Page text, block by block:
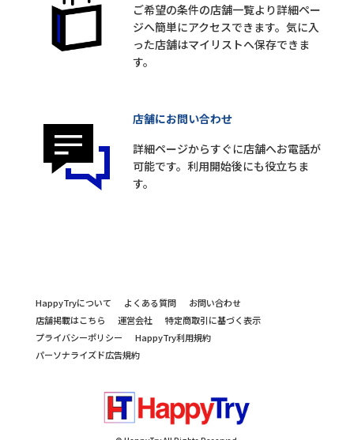
ご希望の条件の店舗一覧より詳細ペー
ジへ簡単にアクセスできます。気に入
った店舗はマイリストへ保存できま
す。
店舗にお問い合わせ
詳細ページからすぐに店舗へお電話が
可能です。利用開始後にも役立ちま
す。
HappyTryについて よくある質問
お問い合わせ
店舗掲載はこちら
運営会社
特定商取引に基づく表示
プライバシーポリシー
HappyTry利用規約
パーソナライズド広告規約